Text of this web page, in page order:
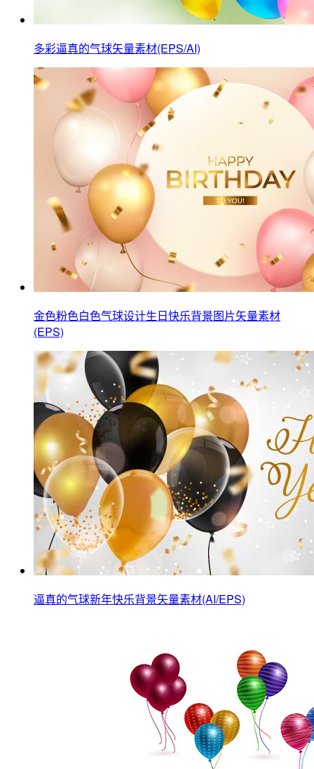
多彩逼真的气球矢量素材(EPS/AI)
金色粉色白色气球设计生日快乐背景图片矢量素材
(EPS)
逼真的气球新年快乐背景矢量素材(AI/EPS)